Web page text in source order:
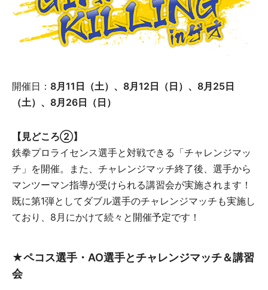
開催日： 8月11日（土）、8月12日（日）、8月25日
（土）、8月26日（日）
【見どころ②】
鉄拳プロライセンス選手と対戦できる「チャレンジマッ
チ」を開催。また、チャレンジマッチ終了後、選手から
マンツーマン指導が受けられる講習会が実施されます！
既に第1弾としてダブル選手のチャレンジマッチも実施し
ており、8月にかけて続々と開催予定です！
★ペコス選手・AO選手とチャレンジマッチ＆講習
会